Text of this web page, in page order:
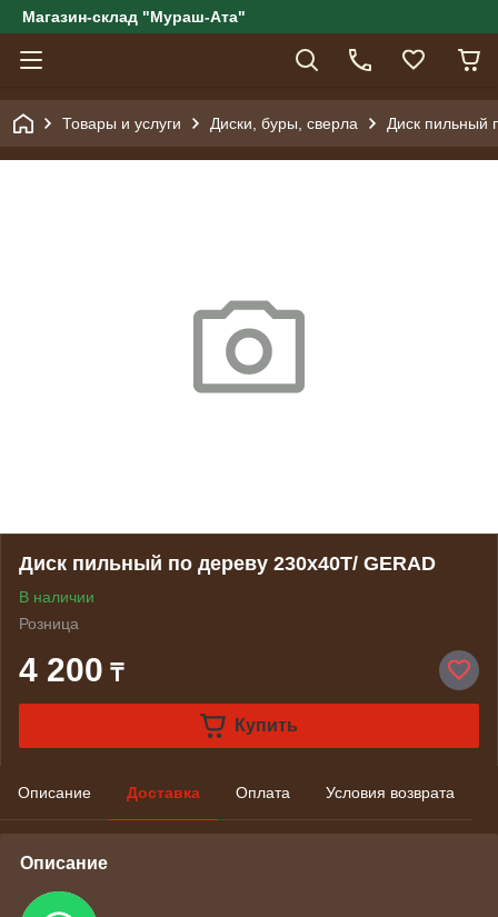
Магазин-склад "Мураш-Ата"
Товары и услуги Диски, буры, сверла Диск пильный
Диск пильный по дереву 230х40Т/ GERAD
В наличии
Розница
4 200 ₸
Купить
Описание Доставка Оплата Условия возврата
Описание